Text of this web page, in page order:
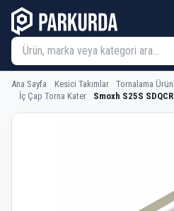
Ana Sayfa Kesici Takımlar Tornalama
İç Çap Torna Kater
Smoxh S25S
Smoxh S25S